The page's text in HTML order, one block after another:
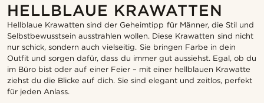
HELLBLAUE KRAWATTEN
Hellblaue Krawatten sind der Geheimtipp für Männer, die Stil und
Selbstbewusstsein ausstrahlen wollen. Diese Krawatten sind nicht
nur schick, sondern auch vielseitig. Sie bringen Farbe in dein
Outfit und sorgen dafür, dass du immer gut aussiehst. Egal, ob du
im Büro bist oder auf einer Feier – mit einer hellblauen Krawatte
ziehst du die Blicke auf dich. Sie sind elegant und zeitlos, perfekt
für jeden Anlass.